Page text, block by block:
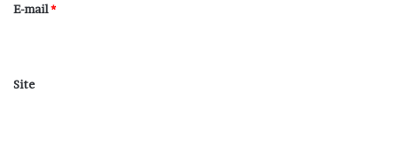
*
E-mail*
Site